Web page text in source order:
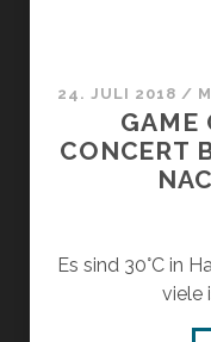
24. JULI 2018 /
GAME
CONCERT
Es sind 30°C in
viele